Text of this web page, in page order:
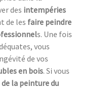
des intempéries
de les faire peindre
s. Une fois
vous
de vos
en bois. Si vous
la peinture du